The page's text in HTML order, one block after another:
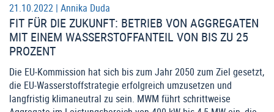
21.10.2022 | Annika Duda
FIT FÜR DIE ZUKUNFT: BETRIEB VON AGGREGATEN
MIT EINEM WASSERSTOFFANTEIL VON BIS ZU 25
PROZENT
Die EU-Kommission hat sich bis zum Jahr 2050 zum Ziel gesetzt,
die EU-Wasserstoffstrategie erfolgreich umzusetzen und
langfristig klimaneutral zu sein. MWM führt schrittweise